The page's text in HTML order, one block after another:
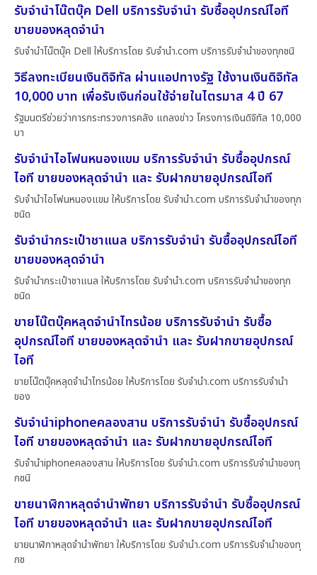
รับจำนำโน๊ตบุ๊ค Dell บริการรับจำนำ รับซื้ออุปกรณ์ไอที
ขายของหลุดจำนำ
รับจำนำโน๊ตบุ๊ค Dell ให้บริการโดย รับจํานํา.com บริการรับจำนำของทุกชนิ
วิธีลงทะเบียนเงินดิจิทัล ผ่านแอปทางรัฐ ใช้งานเงินดิจิทัล
10,000 บาท เพื่อรับเงินก่อนใช้จ่ายในไตรมาส 4 ปี 67
รัฐมนตรีช่วยว่าการกระทรวงการคลัง แถลงข่าว โครงการเงินดิจิทัล 10,000
บา
รับจำนำไอโฟนหนองแขม บริการรับจำนำ รับซื้ออุปกรณ์
ไอที ขายของหลุดจำนำ และ รับฝากขายอุปกรณ์ไอที
รับจำนำไอโฟนหนองแขม ให้บริการโดย รับจํานํา.com บริการรับจำนำของทุก
ชนิด
รับจำนำกระเป๋าชาแนล บริการรับจำนำ รับซื้ออุปกรณ์ไอที
ขายของหลุดจำนำ
รับจำนำกระเป๋าชาแนล ให้บริการโดย รับจํานํา.com บริการรับจำนำของทุก
ชนิด
ขายโน๊ตบุ๊คหลุดจำนำไทรน้อย บริการรับจำนำ รับซื้อ
อุปกรณ์ไอที ขายของหลุดจำนำ และ รับฝากขายอุปกรณ์
ไอที
ขายโน๊ตบุ๊คหลุดจำนำไทรน้อย ให้บริการโดย รับจํานํา.com บริการรับจำนำ
ของ
รับจำนำiphoneคลองสาน บริการรับจำนำ รับซื้ออุปกรณ์
ไอที ขายของหลุดจำนำ และ รับฝากขายอุปกรณ์ไอที
รับจำนำiphoneคลองสาน ให้บริการโดย รับจํานํา.com บริการรับจำนำของทุ
กชนิ
ขายนาฬิกาหลุดจำนำพัทยา บริการรับจำนำ รับซื้ออุปกรณ์
ไอที ขายของหลุดจำนำ และ รับฝากขายอุปกรณ์ไอที
ขายนาฬิกาหลุดจำนำพัทยา ให้บริการโดย รับจํานํา.com บริการรับจำนำของทุ
กช